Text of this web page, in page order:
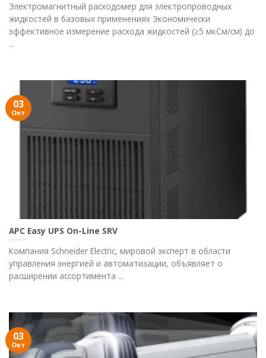
Электромагнитный расходомер для электропроводных
жидкостей в базовых применениях Экономически
эффективное измерение расхода жидкостей (≥5 мкСм/см) до
...
APC Easy UPS On-Line SRV
Компания Schneider Electric, мировой эксперт в области
управления энергией и автоматизации, объявляет о
расширении ассортимента ...
03
Окт
03
Окт